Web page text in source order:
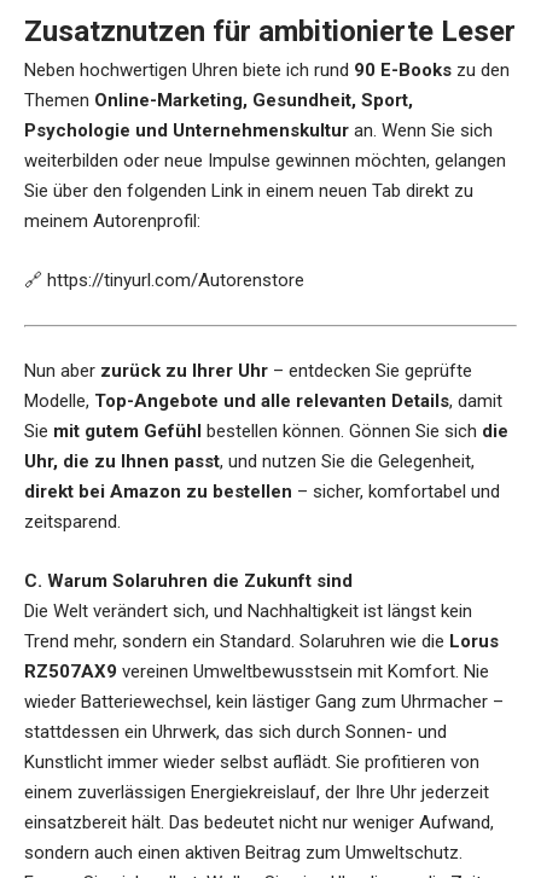
Zusatznutzen für ambitionierte Leser
Neben hochwertigen Uhren biete ich rund 90 E-Books zu den
Themen Online-Marketing, Gesundheit, Sport,
Psychologie und Unternehmenskultur an. Wenn Sie sich
weiterbilden oder neue Impulse gewinnen möchten, gelangen
Sie über den folgenden Link in einem neuen Tab direkt zu
meinem Autorenprofil:
🔗 https://tinyurl.com/Autorenstore
Nun aber zurück zu Ihrer Uhr – entdecken Sie geprüfte
Modelle, Top-Angebote und alle relevanten Details, damit
Sie mit gutem Gefühl bestellen können. Gönnen Sie sich die
Uhr, die zu Ihnen passt, und nutzen Sie die Gelegenheit,
direkt bei Amazon zu bestellen – sicher, komfortabel und
zeitsparend.
C. Warum Solaruhren die Zukunft sind
Die Welt verändert sich, und Nachhaltigkeit ist längst kein
Trend mehr, sondern ein Standard. Solaruhren wie die Lorus
RZ507AX9 vereinen Umweltbewusstsein mit Komfort. Nie
wieder Batteriewechsel, kein lästiger Gang zum Uhrmacher –
stattdessen ein Uhrwerk, das sich durch Sonnen- und
Kunstlicht immer wieder selbst auflädt. Sie profitieren von
einem zuverlässigen Energiekreislauf, der Ihre Uhr jederzeit
einsatzbereit hält. Das bedeutet nicht nur weniger Aufwand,
sondern auch einen aktiven Beitrag zum Umweltschutz.